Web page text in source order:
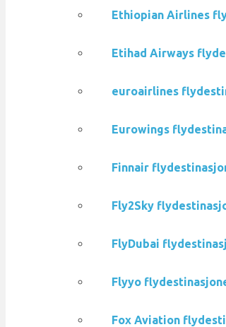
Ethiopian Airlines
Etihad Airways
euroairlines
Eurowings
Finnair
Fly2Sky
FlyDubai
Flyyo
Fox Aviation